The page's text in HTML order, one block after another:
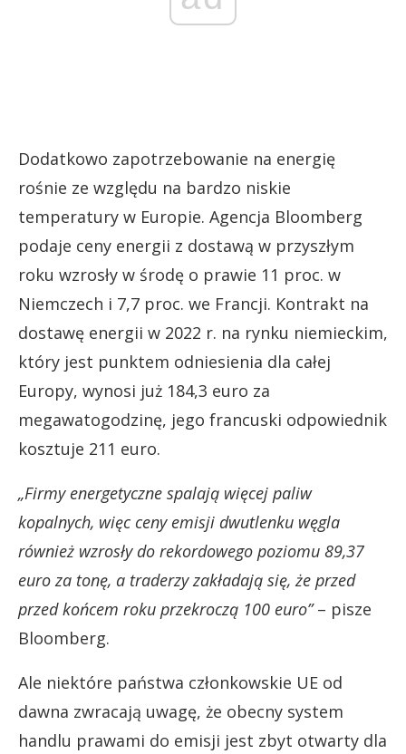
Dodatkowo zapotrzebowanie na energię
rośnie ze względu na bardzo niskie
temperatury w Europie. Agencja Bloomberg
podaje ceny energii z dostawą w przyszłym
roku wzrosły w środę o prawie 11 proc. w
Niemczech i 7,7 proc. we Francji. Kontrakt na
dostawę energii w 2022 r. na rynku niemieckim,
który jest punktem odniesienia dla całej
Europy, wynosi już 184,3 euro za
megawatogodzinę, jego francuski odpowiednik
kosztuje 211 euro.
„Firmy energetyczne spalają więcej paliw
kopalnych, więc ceny emisji dwutlenku węgla
również wzrosły do rekordowego poziomu 89,37
euro za tonę, a traderzy zakładają się, że przed
przed końcem roku przekroczą 100 euro”– pisze
Bloomberg.
Ale niektóre państwa członkowskie UE od
dawna zwracają uwagę, że obecny system
handlu prawami do emisji jest zbyt otwarty dla